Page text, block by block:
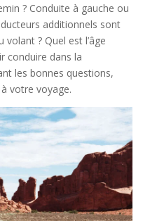
? Conduite à gauche ou
additionnels sont
? Quel est l’âge
conduire dans la
les bonnes questions,
votre voyage.